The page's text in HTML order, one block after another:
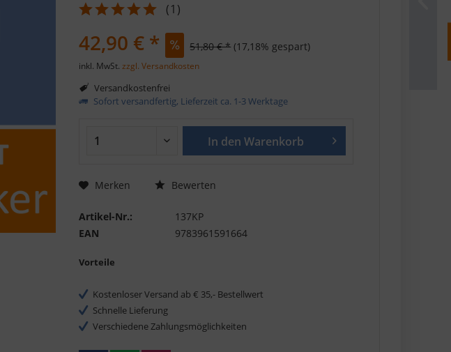
(1 )
42,90 € * 51,80 € * (17,18% gespart)
inkl. MwSt.zzgl. Versandkosten
Versandkostenfrei
Sofort versandfertig, Lieferzeit ca. 1-3 Werktage
In den Warenkorb
Merken Bewerten
Artikel-Nr.:
137KP
EAN
9783961591664
Vorteile
Kostenloser Versand ab € 35,- Bestellwert
Schnelle Lieferung
Verschiedene Zahlungsmöglichkeiten